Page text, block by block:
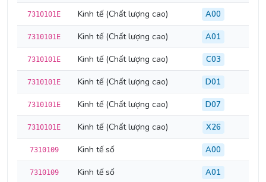
7310101E Kinh tế (Chất lượng cao) A00
7310101E Kinh tế (Chất lượng cao) A01
7310101E Kinh tế (Chất lượng cao) C03
7310101E Kinh tế (Chất lượng cao) D01
7310101E Kinh tế (Chất lượng cao) D07
7310101E Kinh tế (Chất lượng cao) X26
7310109 Kinh tế số A00
7310109 Kinh tế số A01